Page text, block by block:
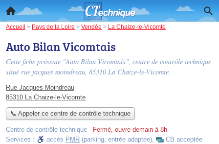
Accueil > Pays de la Loire > Vendée > La Chaize-le-Vicomte
Auto Bilan Vicomtais
Cette fiche présente "Auto Bilan Vicomtais", centre de contrôle technique
situé rue jacques moindreau, 85310 La Chaize-le-Vicomte.
Rue Jacques Moindreau
85310 La Chaize-le-Vicomte
📞 Appeler ce centre de contrôle technique
Centre de contrôle technique - Fermé, ouvre demain à 8h
Services :
accès PMR (parking, entrée adaptée), CB acceptée